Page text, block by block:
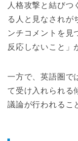
人格攻撃と結びつ
る人と見なされが
ンチコメントを見
反応しないこと」
一方で、英語圏で
て受け入れられる
議論が行われるこ